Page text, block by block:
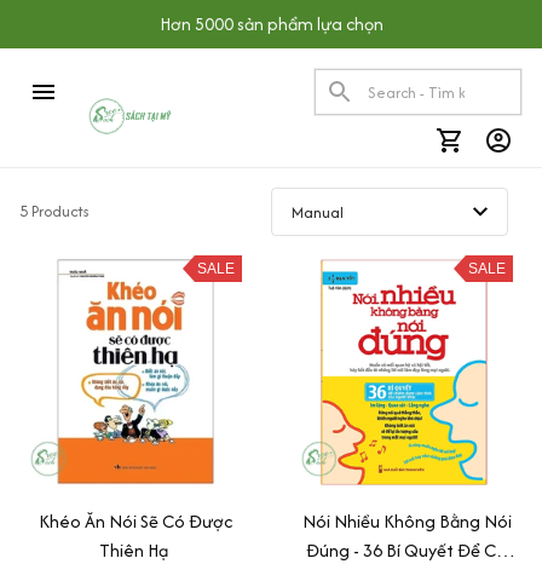
Hơn 5000 sản phẩm lựa chọn
5 Products
SALE
Khéo Ăn Nói Sẽ Có Được
Thiên Hạ
SALE
Nói Nhiều Không Bằng Nói
Đúng - 36 Bí Quyết Để Có